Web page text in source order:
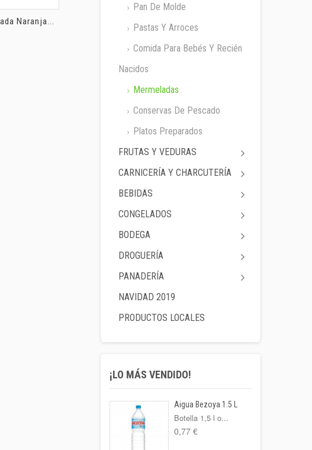
Naranja... Confitura Hero... Confitura Hero...
Pan De Molde
Pastas Y Arroces
Comida Para Bebés Y Recién
Nacidos
Mermeladas
Conservas De Pescado
Platos Preparados
FRUTAS Y VEDURAS
CARNICERÍA Y CHARCUTERÍA
BEBIDAS
CONGELADOS
BODEGA
DROGUERÍA
PANADERÍA
NAVIDAD 2019
PRODUCTOS LOCALES
¡LO MÁS VENDIDO!
Aigua Bezoya 1.5 L
Botella 1,5 l o...
0,77 €